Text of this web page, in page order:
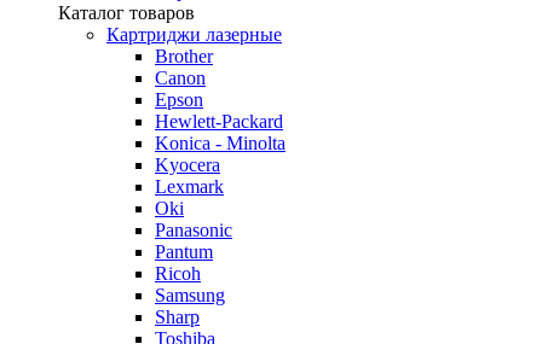
Каталог товаров
Картриджи лазерные
Brother
Canon
Epson
Hewlett-Packard
Konica - Minolta
Kyocera
Lexmark
Oki
Panasonic
Pantum
Ricoh
Samsung
Sharp
Toshiba